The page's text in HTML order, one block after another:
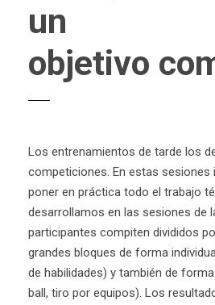
un
objetivo
Los entrenamientos de tarde los
competiciones. En estas sesiones
poner en práctica todo el trabajo
desarrollamos en las sesiones de
participantes compiten divididos
grandes bloques de forma
de habilidades) y también de
ball, tiro por equipos). Los